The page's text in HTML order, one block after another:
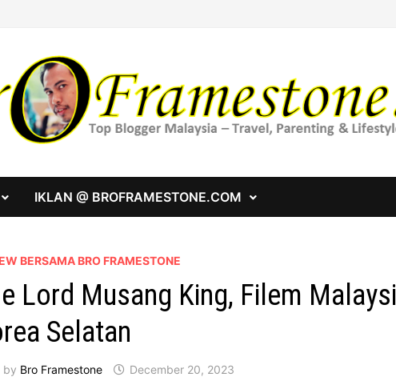
IKLAN @ BROFRAMESTONE.COM
BERSAMA BRO FRAMESTONE
Lord Musang King, Filem
Selatan
by Bro Framestone December 20, 2023